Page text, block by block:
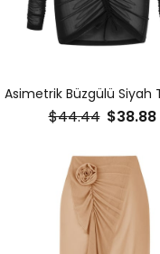
$38.88
$44.44